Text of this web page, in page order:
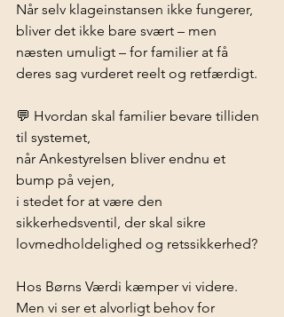
Når selv klageinstansen ikke fungerer,
bliver det ikke bare svært – men
næsten umuligt – for familier at få
deres sag vurderet reelt og retfærdigt.
💬 Hvordan skal familier bevare tilliden
til systemet,
når Ankestyrelsen bliver endnu et
bump på vejen,
i stedet for at være den
sikkerhedsventil, der skal sikre
lovmedholdelighed og retssikkerhed?
Hos Børns Værdi kæmper vi videre.
Men vi ser et alvorligt behov for